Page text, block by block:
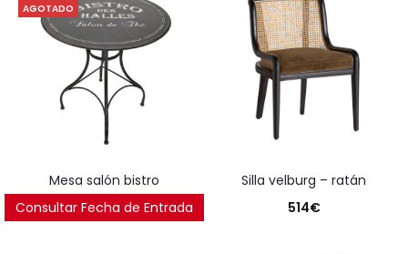
AGOTADO
mesa salón bistro
250€
Consultar Fecha de Entrada
silla velburg – ratán
514€